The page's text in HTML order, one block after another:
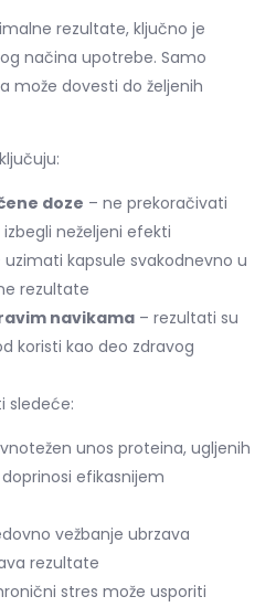
rezultate, ključno je
načina upotrebe. Samo
može dovesti do željenih
doze – ne prekoračivati
neželjeni efekti
uzimati kapsule svakodnevno u
rezultate
navikama – rezultati su
koristi kao deo zdravog
sledeće:
unos proteina, ugljenih
efikasnijem
vežbanje ubrzava
rezultate
stres može usporiti